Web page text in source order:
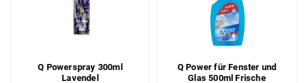
Q Powerspray 300ml
Lavendel
Q Power für Fenster und
Glas 500ml Frische